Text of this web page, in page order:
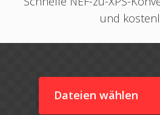
und
Dateien wählen